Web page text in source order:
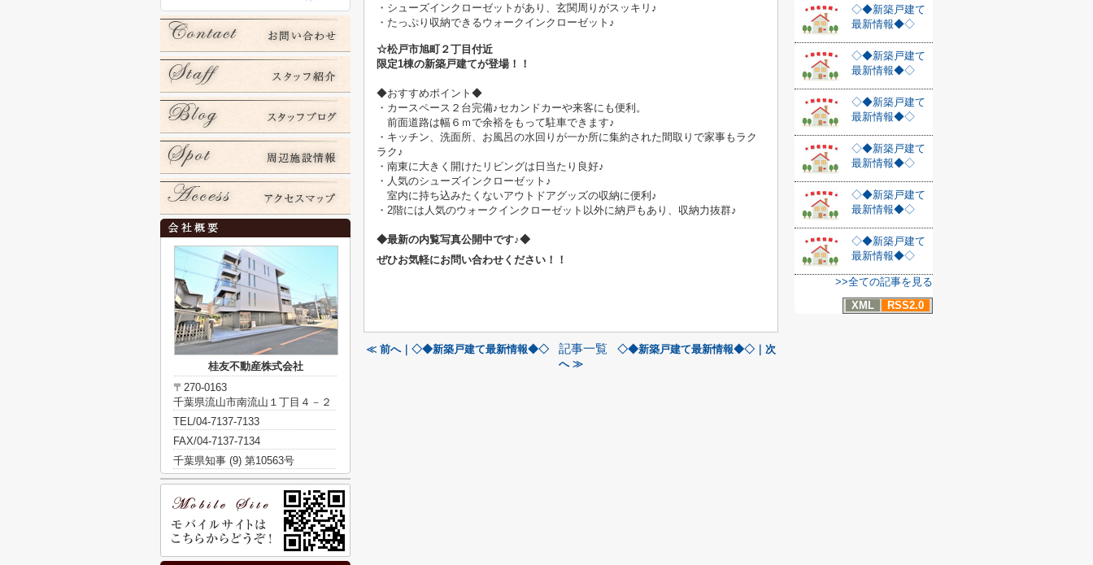
・シューズインクローゼットがあり、玄関周りがスッキリ♪
・たっぷり収納できるウォークインクローゼット♪
☆松戸市旭町２丁目付近
限定1棟の新築戸建てが登場！！
◆おすすめポイント◆
・カースペース２台完備♪セカンドカーや来客にも便利。
前面道路は幅６ｍで余裕をもって駐車できます♪
・キッチン、洗面所、お風呂の水回りが一か所に集約された間取りで家事もラク
ラク♪
・南東に大きく開けたリビングは日当たり良好♪
・人気のシューズインクローゼット♪
室内に持ち込みたくないアウトドアグッズの収納に便利♪
・2階には人気のウォークインクローゼット以外に納戸もあり、収納力抜群♪
◆最新の内覧写真公開中です♪◆
ぜひお気軽にお問い合わせください！！
≪ 前へ｜◇◆新築戸建て最新情報◆◇ 記事一覧
◇◆新築戸建て最新情報◆◇｜次
へ ≫
◇◆新築戸建て
最新情報◆◇
◇◆新築戸建て
最新情報◆◇
◇◆新築戸建て
最新情報◆◇
◇◆新築戸建て
最新情報◆◇
◇◆新築戸建て
最新情報◆◇
◇◆新築戸建て
最新情報◆◇
>>全ての記事を見る
XML
RSS2.0
桂友不動産株式会社
〒270-0163
千葉県流山市南流山１丁目４－２
TEL/04-7137-7133
FAX/04-7137-7134
千葉県知事 (9) 第10563号